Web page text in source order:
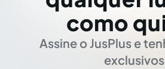
como
Assine o JusPlus e
exclusivos